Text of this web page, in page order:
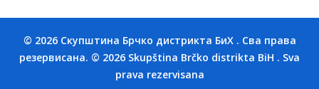
© 2026 Скупштина Брчко дистрикта БиХ . Сва права
резервисана. © 2026 Skupština Brčko distrikta BiH . Sva
prava rezervisana